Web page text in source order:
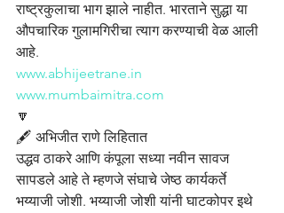
राष्ट्रकुलाचा भाग झाले नाहीत. भारताने सुद्धा या
औपचारिक गुलामगिरीचा त्याग करण्याची वेळ आली
आहे.
www.abhijeetrane.in
www.mumbaimitra.com
🔽
🖋️ अभिजीत राणे लिहितात
उद्धव ठाकरे आणि कंपूला सध्या नवीन सावज
सापडले आहे ते म्हणजे संघाचे जेष्ठ कार्यकर्ते
भय्याजी जोशी. भय्याजी जोशी यांनी घाटकोपर इथे